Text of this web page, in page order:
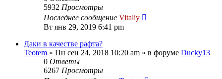
5932 Просмотры
Последнее сообщение Vitaliy
Вт янв 29, 2019 6:41 pm
Даки в качестве рафта?
Teotem » Пн сен 24, 2018 10:20 am » в форуме Ducky13
0 Ответы
6267 Просмотры